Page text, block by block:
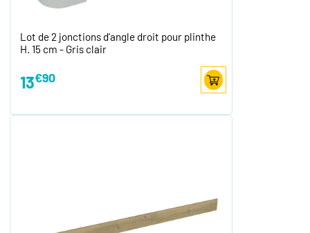
Lot de 2 jonctions d'angle droit pour plinthe
H. 15 cm - Gris clair
13€90